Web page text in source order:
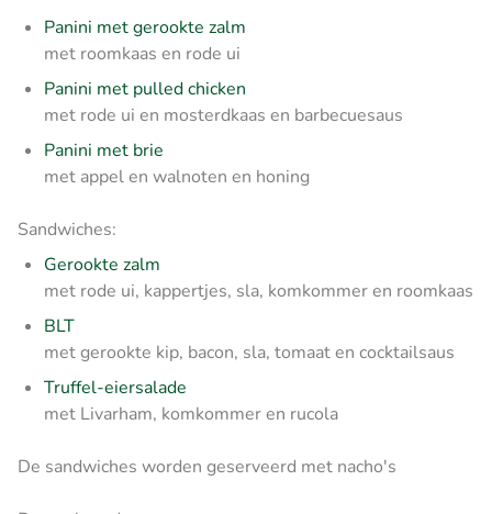
Panini met gerookte zalm
met roomkaas en rode ui
Panini met pulled chicken
met rode ui en mosterdkaas en barbecuesaus
Panini met brie
met appel en walnoten en honing
Sandwiches:
Gerookte zalm
met rode ui, kappertjes, sla, komkommer en roomkaas
BLT
met gerookte kip, bacon, sla, tomaat en cocktailsaus
Truffel-eiersalade
met Livarham, komkommer en rucola
De sandwiches worden geserveerd met nacho's